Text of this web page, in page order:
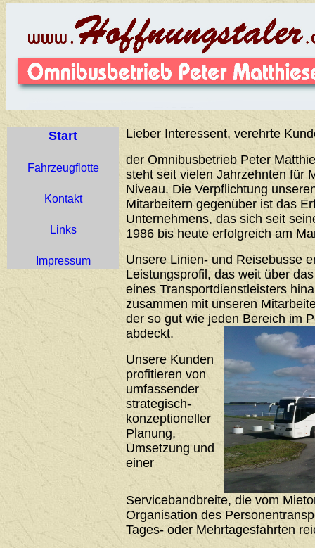
Start
Fahrzeugflotte
Kontakt
Links
Impressum
Lieber Interessent, verehrte
der Omnibusbetrieb Peter
steht seit vielen Jahrzehnten für
Niveau. Die Verpflichtung
Mitarbeitern gegenüber ist das
Unternehmens, das sich seit
1986 bis heute erfolgreich am
Unsere Linien- und Reisebusse
Leistungsprofil, das weit über
eines Transportdienstleisters
zusammen mit unseren
der so gut wie jeden Bereich im
abdeckt.
Unsere Kunden
profitieren von
umfassender
strategisch-
konzeptioneller
Planung,
Umsetzung und
einer
Servicebandbreite, die vom
Organisation des
Tages- oder Mehrtagesfahrten